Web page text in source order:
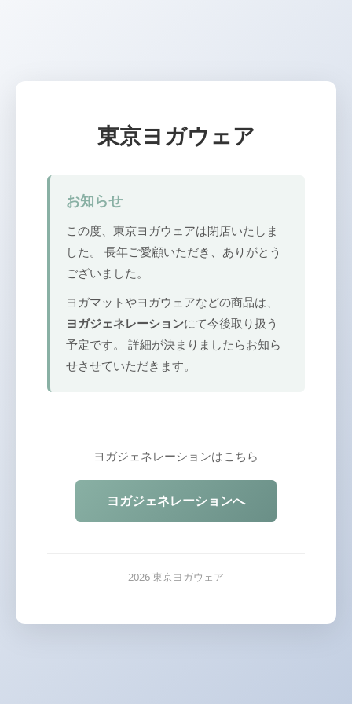
東京ヨガウェア
お知らせ
この度、東京ヨガウェアは閉店いたしま
した。 長年ご愛顧いただき、ありがとう
ございました。
ヨガマットやヨガウェアなどの商品は、
ヨガジェネレーションにて今後取り扱う
予定です。 詳細が決まりましたらお知ら
せさせていただきます。
ヨガジェネレーションはこちら
ヨガジェネレーションへ
2026 東京ヨガウェア